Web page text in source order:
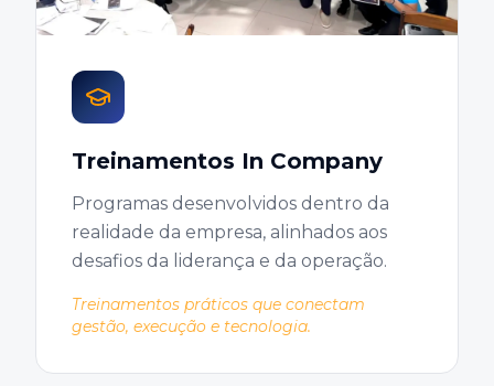
Treinamentos In Company
Programas desenvolvidos dentro da
realidade da empresa, alinhados aos
desafios da liderança e da operação.
Treinamentos práticos que conectam
gestão, execução e tecnologia.